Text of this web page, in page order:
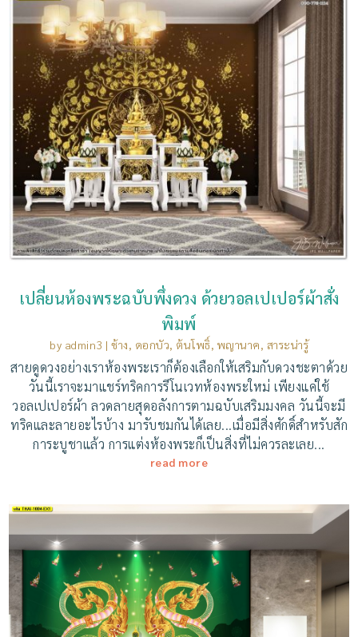
เปลี่ยนห้องพระฉบับพึ่งดวง ด้วยวอลเปเปอร์ผ้าสั่ง
พิมพ์
by admin3 | ช้าง, ดอกบัว, ต้นโพธิ์, พญานาค, สาระน่ารู้
สายดูดวงอย่างเราห้องพระเราก็ต้องเลือกให้เสริมกับดวงชะตาด้วย
วันนี้เราจะมาแชร์ทริคการรีโนเวทห้องพระใหม่ เพียงแค่ใช้
วอลเปเปอร์ผ้า ลวดลายสุดอลังการตามฉบับเสริมมงคล วันนี้จะมี
ทริคและลายอะไรบ้าง มารับชมกันได้เลย...เมื่อมีสิ่งศักดิ์สำหรับสัก
การะบูชาแล้ว การแต่งห้องพระก็เป็นสิ่งที่ไม่ควรละเลย...
read more